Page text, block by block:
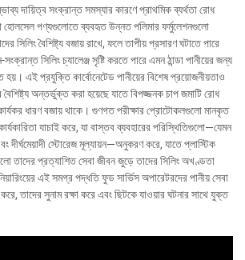
দায়িত্ব সংক্রান্ত সমস্যার কারণে প্রাথমিক ব্যর্থতা রোধ
হোলসেল পণ্যগুলোতে ব্যবহৃত উন্নত পলিমার ফর্মুলেশনগুলো
সিলিং বৈশিষ্ট্য বজায় রাখে, ফলে তাপীয় প্রসারণ ঘটাতে পারে
সিলিং চ্যালেঞ্জ সৃষ্টি করতে পারে এমন ঠান্ডা পানীয়ের জন্য
হয়। এই প্রযুক্তি কার্বোনেটেড পানীয়ের বিশেষ প্রয়োজনীয়তাও
অন্তর্ভুক্ত করা হয়েছে যাতে বিপজ্জনক চাপ জমাটি রোধ
ধারণ বজায় থাকে। গুণগত পরীক্ষার প্রোটোকলগুলো মানকৃত
যাচাই করে, যা বাস্তব ব্যবহারের পরিস্থিতিগুলো—যেমন
দীর্ঘমেয়াদী স্টোরেজ মূল্যায়ন—অনুকরণ করে, যাতে প্লাস্টিক
তাদের প্রত্যাশিত সেবা জীবন জুড়ে তাদের সিলিং অখণ্ডতা
এই সমগ্র পদ্ধতি ফুড সার্ভিস অপারেটরদের পানীয় সেবা
তাদের সুনাম রক্ষা করে এবং ছিটকে যাওয়ার ঘটনার সাথে যুক্ত